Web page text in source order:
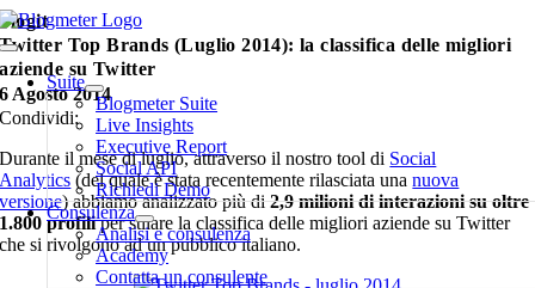
Salta
al
contenuto
Toggle
Navigation
Suite
Blogmeter Suite
Live Insights
Executive Report
Social API
Richiedi Demo
Consulenza
Analisi e consulenza
Academy
Contatta un consulente
blogit
Twitter Top Brands (Luglio 2014): la classifica delle migliori
aziende su Twitter
6 Agosto 2014
Condividi:
Durante il mese di luglio, attraverso il nostro tool di Social
Analytics (del quale è stata recentemente rilasciata unanuova
versione) abbiamo analizzato più di2,9 milioni di interazionisu oltre
1.800 profiliper stilare la classifica delle migliori aziende su Twitter
che si rivolgono ad un pubblico italiano.